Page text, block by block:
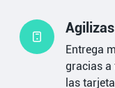
Entrega
gracias a
las